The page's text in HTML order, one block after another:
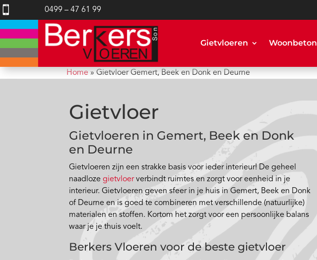
 0499 – 47 61 99
Gietvloeren Woonbeton
Home »Gietvloer Gemert, Beek en Donk en Deurne
Gietvloer
Gietvloeren in Gemert, Beek en Donk
en Deurne
Gietvloeren zijn een strakke basis voor ieder interieur! De geheel
naadlozegietvloerverbindt ruimtes en zorgt voor eenheid in je
interieur. Gietvloeren geven sfeer in je huis in Gemert, Beek en Donk
of Deurne en is goed te combineren met verschillende (natuurlijke)
materialen en stoffen. Kortom het zorgt voor een persoonlijke balans
waar je je thuis voelt.
Berkers Vloeren voor de beste gietvloer